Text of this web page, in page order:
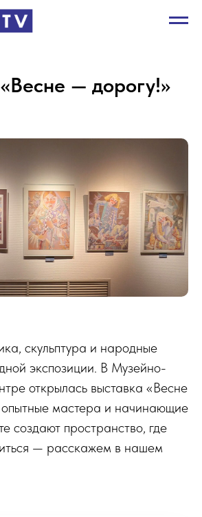
— дорогу!»
скульптура и народные
экспозиции. В Музейно-
открылась выставка «Весне
мастера и начинающие
создают пространство, где
— расскажем в нашем